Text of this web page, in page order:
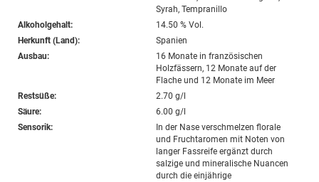
Syrah, Tempranillo
Alkoholgehalt:
14.50 % Vol.
Herkunft (Land):
Spanien
Ausbau:
16 Monate in französischen
Holzfässern, 12 Monate auf der
Flache und 12 Monate im Meer
Restsüße:
2.70 g/l
Säure:
6.00 g/l
Sensorik:
In der Nase verschmelzen florale
und Fruchtaromen mit Noten von
langer Fassreife ergänzt durch
salzige und mineralische Nuancen
durch die einjährige